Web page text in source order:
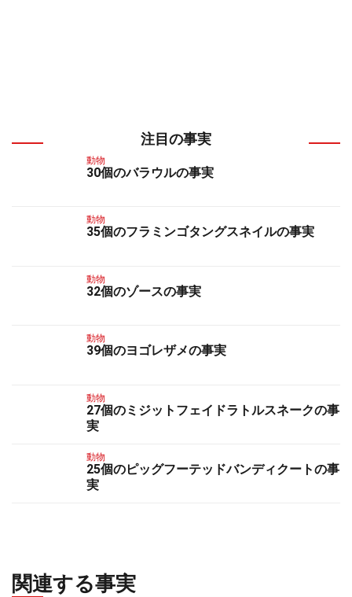
注目の事実
動物
30個のバラウルの事実
動物
35個のフラミンゴタングスネイルの事実
動物
32個のゾースの事実
動物
39個のヨゴレザメの事実
動物
27個のミジットフェイドラトルスネークの事
実
動物
25個のピッグフーテッドバンディクートの事
実
関連する事実